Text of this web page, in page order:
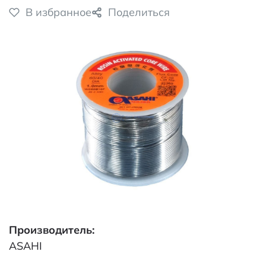
В избранное Поделиться
Производитель:
ASAHI